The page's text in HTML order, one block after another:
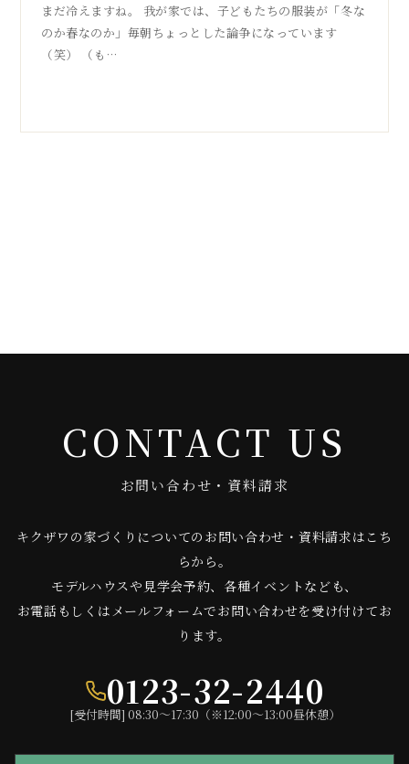
まだ冷えますね。 我が家では、子どもたちの服装が「冬な
のか春なのか」毎朝ちょっとした論争になっています
（笑） （も…
CONTACT US
お問い合わせ・資料請求
キクザワの家づくりについてのお問い合わせ・資料請求はこち
らから。
モデルハウスや見学会予約、各種イベントなども、
お電話もしくはメールフォームでお問い合わせを受け付けてお
ります。
0123-32-2440
[受付時間] 08:30〜17:30（※12:00〜13:00昼休憩）